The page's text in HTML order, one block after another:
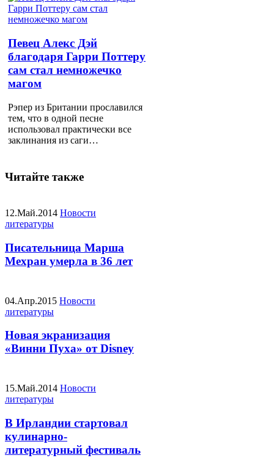
Певец Алекс Дэй
благодаря Гарри Поттеру
сам стал немножечко
магом
Рэпер из Британии прославился
тем, что в одной песне
использовал практически все
заклинания из саги…
Читайте также
12.Май.2014 Новости
литературы
Писательница Марша
Мехран умерла в 36 лет
04.Апр.2015 Новости
литературы
Новая экранизация
«Винни Пуха» от Disney
15.Май.2014 Новости
литературы
В Ирландии стартовал
кулинарно-
литературный фестиваль